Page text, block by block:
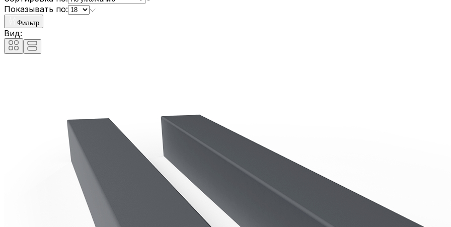
Показывать по:
Фильтр
Вид: